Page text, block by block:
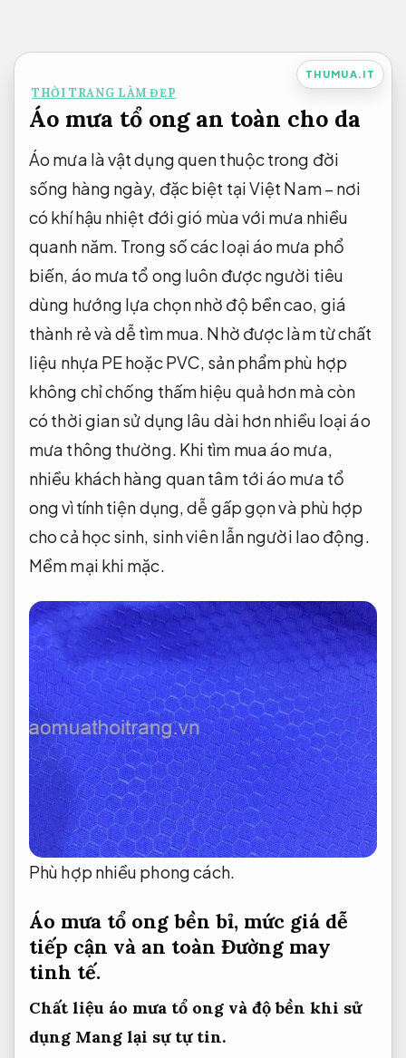
nội
dung
THUMUA.IT
THỜI TRANG LÀM ĐẸP
Áo mưa tổ ong an toàn cho da
Áo mưa là vật dụng quen thuộc trong đời
sống hàng ngày, đặc biệt tại Việt Nam – nơi
có khí hậu nhiệt đới gió mùa với mưa nhiều
quanh năm. Trong số các loại áo mưa phổ
biến, áo mưa tổ ong luôn được người tiêu
dùng hướng lựa chọn nhờ độ bền cao, giá
thành rẻ và dễ tìm mua. Nhờ được làm từ chất
liệu nhựa PE hoặc PVC, sản phẩm phù hợp
không chỉ chống thấm hiệu quả hơn mà còn
có thời gian sử dụng lâu dài hơn nhiều loại áo
mưa thông thường. Khi tìm mua áo mưa,
nhiều khách hàng quan tâm tới áo mưa tổ
ong vì tính tiện dụng, dễ gấp gọn và phù hợp
cho cả học sinh, sinh viên lẫn người lao động.
Mềm mại khi mặc.
Phù hợp nhiều phong cách.
Áo mưa tổ ong bền bỉ, mức giá dễ
tiếp cận và an toàn Đường may
tinh tế.
Chất liệu áo mưa tổ ong và độ bền khi sử
dụng Mang lại sự tự tin.